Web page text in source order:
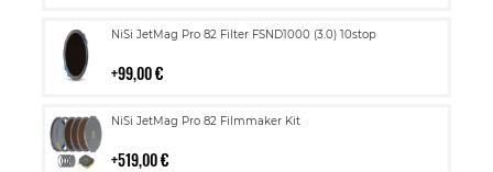
NiSi JetMag Pro 82 Filter FSND1000 (3.0) 10stop
99,00 €
Lisää
NiSi JetMag Pro 82 Filmmaker Kit
519,00 €
Lisää